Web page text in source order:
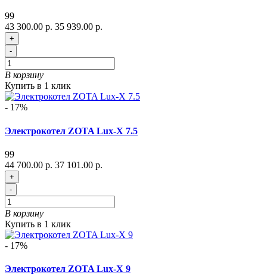
99
43 300.00 р. 35 939.00 р.
+
-
В корзину
Купить в 1 клик
- 17%
Электрокотел ZOTA Lux-X 7.5
99
44 700.00 р. 37 101.00 р.
+
-
В корзину
Купить в 1 клик
- 17%
Электрокотел ZOTA Lux-X 9